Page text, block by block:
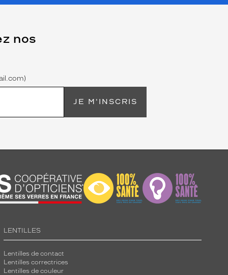
nos
JE M'INSCRIS
LENTILLES
Lentilles de contact
Lentilles correctrices
Lentilles de couleur